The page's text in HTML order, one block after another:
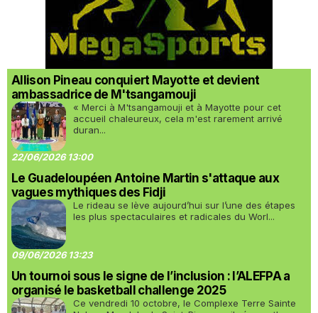
Allison Pineau conquiert Mayotte et devient
ambassadrice de M'tsangamouji
« Merci à M'tsangamouji et à Mayotte pour cet
accueil chaleureux, cela m'est rarement arrivé
duran...
22/06/2026 13:00
Le Guadeloupéen Antoine Martin s'attaque aux
vagues mythiques des Fidji
Le rideau se lève aujourd’hui sur l’une des étapes
les plus spectaculaires et radicales du Worl...
09/06/2026 13:23
Un tournoi sous le signe de l’inclusion : l’ALEFPA a
organisé le basketball challenge 2025
Ce vendredi 10 octobre, le Complexe Terre Sainte